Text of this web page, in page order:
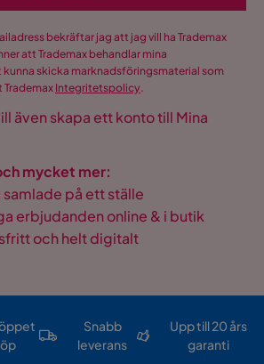
bekräftar jag att jag vill ha Trademax
att Trademax behandlar mina
skicka marknadsföringsmaterial som
Integritetspolicy.
även skapa ett konto till Mina
mycket mer:
samlade på ett ställe
erbjudanden online & i butik
och helt digitalt
öppet
Snabb
leverans
Upp till 20 års
garanti